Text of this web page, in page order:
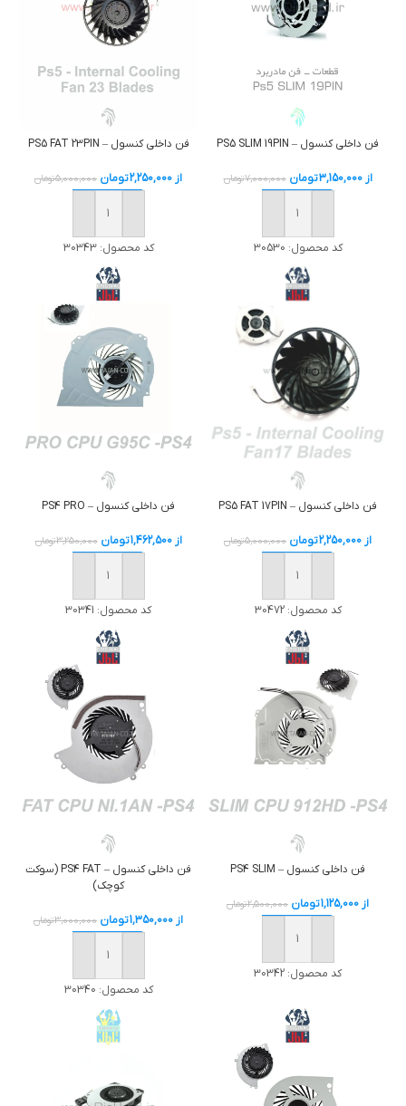
فن داخلی کنسول – PS5 SLIM 19PIN
از3,150,000تومان 7,000,000تومان
خرید
کد محصول: 30530
فن داخلی کنسول – PS5 FAT 23PIN
از 2,250,000تومان 5,000,000تومان
خرید
کد محصول:30343
فن داخلی کنسول – PS5 FAT 17PIN
از2,250,000تومان 5,000,000تومان
خرید
کد محصول:30472
فن داخلی کنسول – PS4 PRO
از1,462,500تومان 3,250,000تومان
خرید
کد محصول: 30341
فن داخلی کنسول – PS4 SLIM
از1,125,000تومان 2,500,000تومان
خرید
کد محصول: 30342
فن داخلی کنسول – PS4 FAT (سوکت
کوچک)
از1,350,000تومان 3,000,000تومان
خرید
کد محصول: 30340